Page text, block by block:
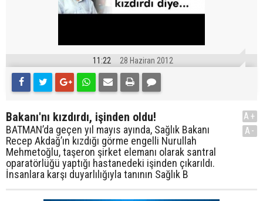
11:22 28 Haziran 2012
Bakanı'nı kızdırdı, işinden oldu!
BATMAN’da geçen yıl mayıs ayında, Sağlık Bakanı
Recep Akdağ’ın kızdığı görme engelli Nurullah
Mehmetoğlu, taşeron şirket elemanı olarak santral
oparatörlüğü yaptığı hastanedeki işinden çıkarıldı.
İnsanlara karşı duyarlılığıyla tanının Sağlık B
A+
A-